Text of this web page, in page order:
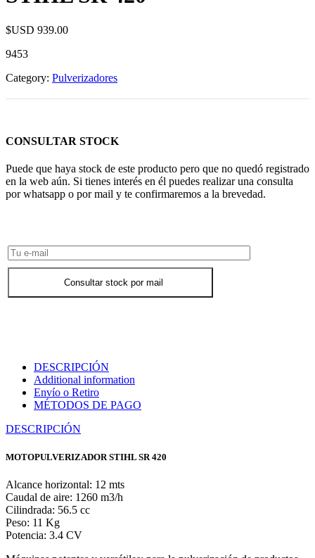
$USD 939.00
9453
Category: Pulverizadores
CONSULTAR STOCK
Puede que haya stock de este producto pero que no quedó registrado
en la web aún. Si tienes interés en él puedes realizar una consulta
por whatsapp o por mail y te confirmaremos a la brevedad.
Consultar stock por mail
DESCRIPCIÓN
Additional information
Envío o Retiro
MÉTODOS DE PAGO
DESCRIPCIÓN
MOTOPULVERIZADOR STIHL SR 420
Alcance horizontal: 12 mts
Caudal de aire: 1260 m3/h
Cilindrada: 56.5 cc
Peso: 11 Kg
Potencia: 3.4 CV